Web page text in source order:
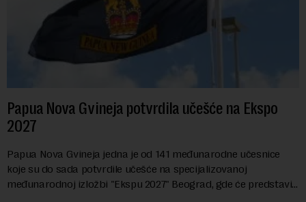
Papua Nova Gvineja potvrdila učešće na Ekspo
2027
Papua Nova Gvineja jedna je od 141 međunarodne učesnice
koje su do sada potvrdile učešće na specijalizovanoj
međunarodnoj izložbi "Ekspu 2027" Beograd, gde će predstaviti